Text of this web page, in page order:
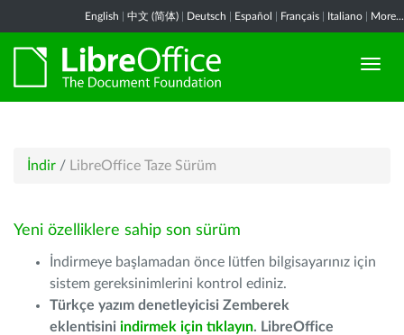
English 中文 (简体) Deutsch Español Français Italiano More...
İndir / LibreOffice Taze Sürüm
Yeni özelliklere sahip son sürüm
İndirmeye başlamadan önce lütfen bilgisayarınız için
sistem gereksinimlerini kontrol ediniz.
Türkçe yazım denetleyicisi Zemberek
eklentisini indirmek için tıklayın. LibreOffice